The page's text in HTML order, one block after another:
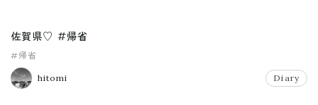
佐賀県♡ #帰省
#帰省
hitomi Diary